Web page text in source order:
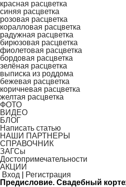
красная расцветка
синяя расцветка
розовая расцветка
коралловая расцветка
радужная расцветка
бирюзовая расцветка
фиолетовая расцветка
бордовая расцветка
зелёная расцветка
выписка из роддома
бежевая расцветка
коричневая расцветка
желтая расцветка
ФОТО
ВИДЕО
БЛОГ
Написать статью
НАШИ ПАРТНЕРЫ
СПРАВОЧНИК
ЗАГСы
Достопримечательности
АКЦИИ
Вход
Регистрация
Предисловие. Свадебный